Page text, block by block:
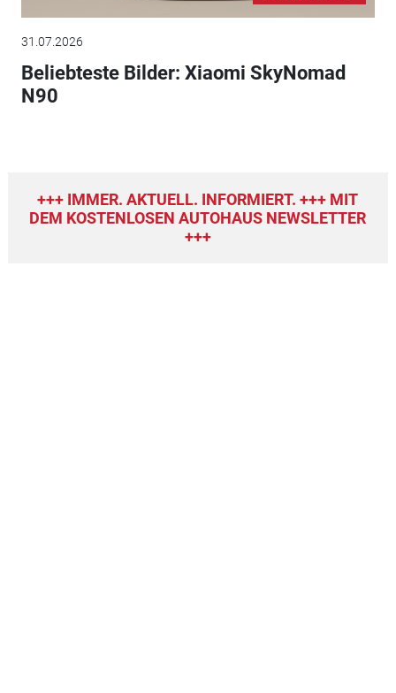
31.07.2026
Beliebteste Bilder: Xiaomi SkyNomad
N90
+++ IMMER. AKTUELL. INFORMIERT. +++ MIT
DEM KOSTENLOSEN AUTOHAUS NEWSLETTER
+++